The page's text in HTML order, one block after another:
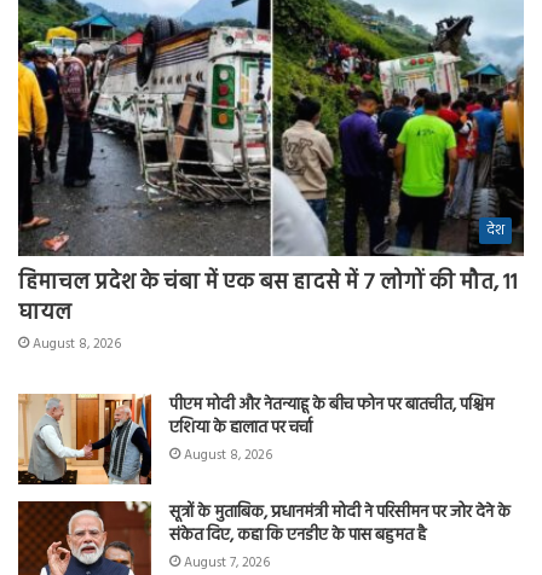
देश
हिमाचल प्रदेश के चंबा में एक बस हादसे में 7 लोगों की मौत, 11
घायल
August 8, 2026
पीएम मोदी और नेतन्याहू के बीच फोन पर बातचीत, पश्चिम
एशिया के हालात पर चर्चा
August 8, 2026
सूत्रों के मुताबिक, प्रधानमंत्री मोदी ने परिसीमन पर जोर देने के
संकेत दिए, कहा कि एनडीए के पास बहुमत है
August 7, 2026